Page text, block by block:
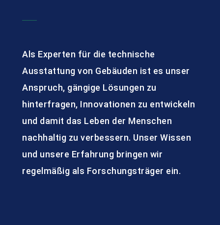
Als Experten für die technische
Ausstattung von Gebäuden ist es unser
Anspruch, gängige Lösungen zu
hinterfragen, Innovationen zu entwickeln
und damit das Leben der Menschen
nachhaltig zu verbessern. Unser Wissen
und unsere Erfahrung bringen wir
regelmäßig als Forschungsträger ein.